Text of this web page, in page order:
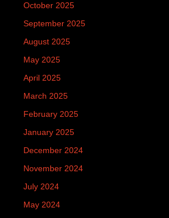
October 2025
September 2025
August 2025
May 2025
April 2025
March 2025
February 2025
January 2025
December 2024
November 2024
July 2024
May 2024